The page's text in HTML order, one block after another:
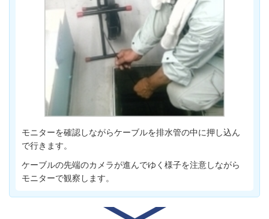
モニターを確認しながらケーブルを排水管の中に押し込ん
で行きます。
ケーブルの先端のカメラが進んでゆく様子を注意しながら
モニターで観察します。